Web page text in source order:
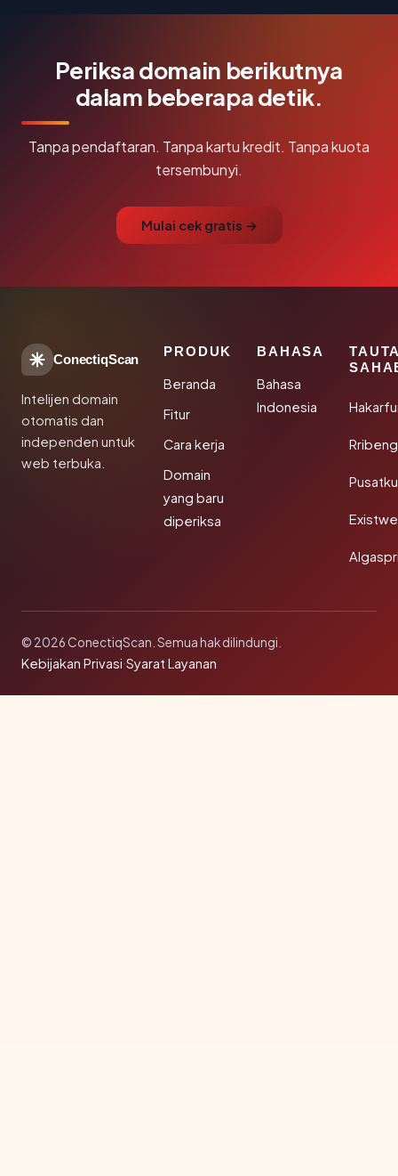
Periksa domain berikutnya
dalam beberapa detik.
Tanpa pendaftaran. Tanpa kartu kredit. Tanpa kuota
tersembunyi.
Mulai cek gratis →
ConectiqScan
Intelijen domain
otomatis dan
independen untuk
web terbuka.
PRODUK
Beranda
Fitur
Cara kerja
Domain
yang baru
diperiksa
BAHASA
Bahasa
Indonesia
© 2026 ConectiqScan. Semua hak dilindungi.
Kebijakan Privasi·Syarat Layanan